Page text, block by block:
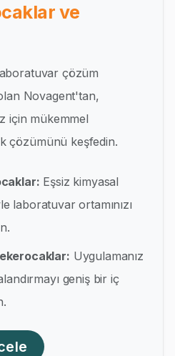
ve
çözüm
Novagent'tan,
için mükemmel
çözümünü keşfedin.
Eşsiz kimyasal
laboratuvar ortamınızı
Uygulamanız
geniş bir iç